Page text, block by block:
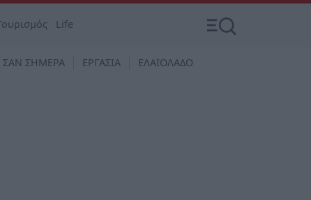
Life
ΣΑΝ ΣΗΜΕΡΑ ΕΡΓΑΣΙΑ ΕΛΑΙΟΛΑΔΟ